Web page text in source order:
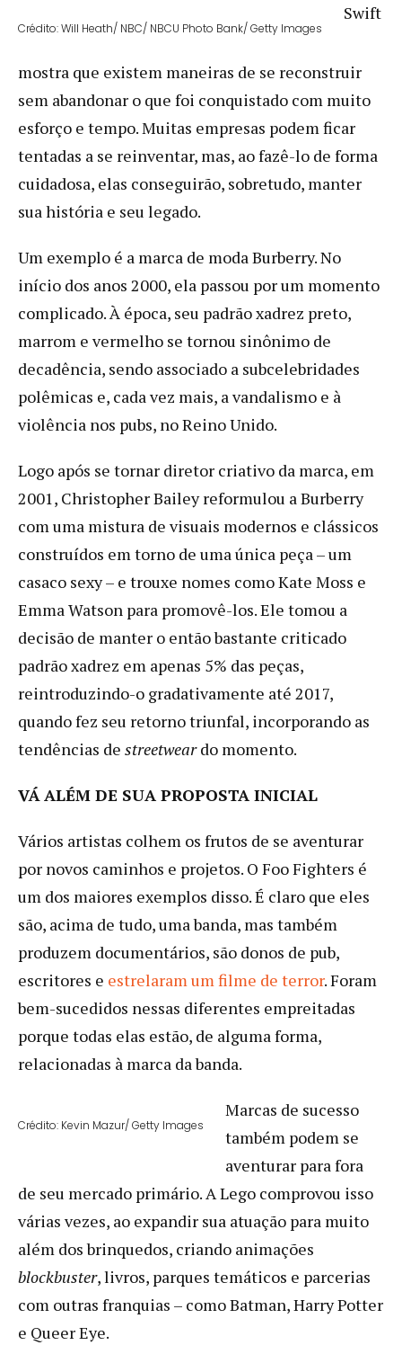
Crédito: Will Heath/ NBC/ NBCU Photo Bank/ Getty Images
Swift
mostra que existem maneiras de se reconstruir
sem abandonar o que foi conquistado com muito
esforço e tempo. Muitas empresas podem ficar
tentadas a se reinventar, mas, ao fazê-lo de forma
cuidadosa, elas conseguirão, sobretudo, manter
sua história e seu legado.
Um exemplo é a marca de moda Burberry. No
início dos anos 2000, ela passou por um momento
complicado. À época, seu padrão xadrez preto,
marrom e vermelho se tornou sinônimo de
decadência, sendo associado a subcelebridades
polêmicas e, cada vez mais, a vandalismo e à
violência nos pubs, no Reino Unido.
Logo após se tornar diretor criativo da marca, em
2001, Christopher Bailey reformulou a Burberry
com uma mistura de visuais modernos e clássicos
construídos em torno de uma única peça – um
casaco sexy – e trouxe nomes como Kate Moss e
Emma Watson para promovê-los. Ele tomou a
decisão de manter o então bastante criticado
padrão xadrez em apenas 5% das peças,
reintroduzindo-o gradativamente até 2017,
quando fez seu retorno triunfal, incorporando as
tendências de streetweardo momento.
VÁ ALÉM DE SUA PROPOSTA INICIAL
Vários artistas colhem os frutos de se aventurar
por novos caminhos e projetos. O Foo Fighters é
um dos maiores exemplos disso. É claro que eles
são, acima de tudo, uma banda, mas também
produzem documentários, são donos de pub,
escritores e estrelaram um filme de terror. Foram
bem-sucedidos nessas diferentes empreitadas
porque todas elas estão, de alguma forma,
relacionadas à marca da banda.
Crédito: Kevin Mazur/ Getty Images
Marcas de sucesso
também podem se
aventurar para fora
de seu mercado primário. A Lego comprovou isso
várias vezes, ao expandir sua atuação para muito
além dos brinquedos, criando animações
blockbuster, livros, parques temáticos e parcerias
com outras franquias – como Batman, Harry Potter
e Queer Eye.